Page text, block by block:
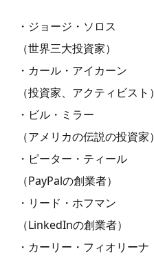
・ジョージ・ソロス
（世界三大投資家）
・カール・アイカーン
（投資家、アクティビスト）
・ビル・ミラー
（アメリカの伝説の投資家）
・ピーター・ティール
（PayPalの創業者）
・リード・ホフマン
（LinkedInの創業者）
・カーリー・フィオリーナ